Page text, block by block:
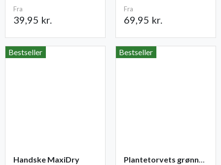
Fra
39,95 kr.
Fra
69,95 kr.
Bestseller
Handske MaxiDry
Bestseller
Plantetorvets grønne vandingspose 75 liter